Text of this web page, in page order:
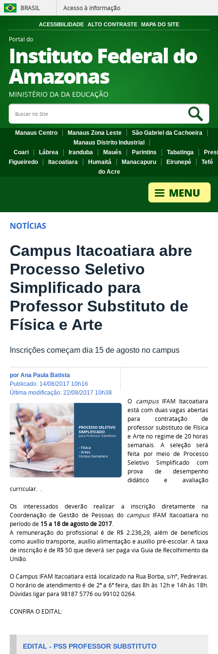
BRASIL Acesso à informação
ACESSIBILIDADE ALTO CONTRASTE MAPA DO SITE
Portal do
Instituto Federal do
Amazonas
MINISTÉRIO DA DA EDUCAÇÃO
Search Site
Manaus Centro Manaus Zona Leste
São Gabriel da Cachoeira
Manaus Distrito Industrial
Coari
Lábrea Iranduba Maués Parintins Tabatinga
Figueiredo
Itacoatiara Humaitá Manacapuru Eirunepé
Tefé
do Acre
NOTÍCIAS
Campus Itacoatiara abre
Processo Seletivo
Simplificado para
Professor Substituto de
Física e Arte
Inscrições começam dia 15 de agosto no campus
por Ana Paula Batista
publicado: 14/08/2017 10h16
última modificação: 22/08/2017 10h38
O campusIFAM Itacoatiara
está com duas vagas abertas
para contratação de
professor substituto de Física
e Arte no regime de 20 horas
semanais. A seleção será
feita por meio de Processo
Seletivo Simplificado com
prova de desempenho
didático e avaliação
curricular. .
Os interessados deverão realizar a inscrição diretamente na
Coordenação de Gestão de Pessoas do campusIFAM Itacoatiara no
período de 15 a 18 de agosto de 2017.
A remuneração do profissional é de R$ 2.236,29, além de benefícios
como auxílio transporte, auxílio alimentação e auxílio pré-escolar. A taxa
de inscrição é de R$ 50 que deverá ser paga via Guia de Recolhimento da
União.
O Campus IFAM Itacoatiara está localizado na Rua Borba, s/nº, Pedreiras.
O horário de atendimento é de 2ª a 6ª feira, das 8h às 12h e 14h às 18h.
Dúvidas ligar para 98187 5776 ou 99102 0264.
CONFIRA O EDITAL:
EDITAL - PSS PROFESSOR SUBSTITUTO